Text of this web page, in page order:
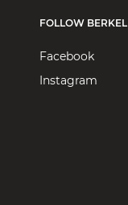
FOLLOW BERKEL
Facebook
Instagram